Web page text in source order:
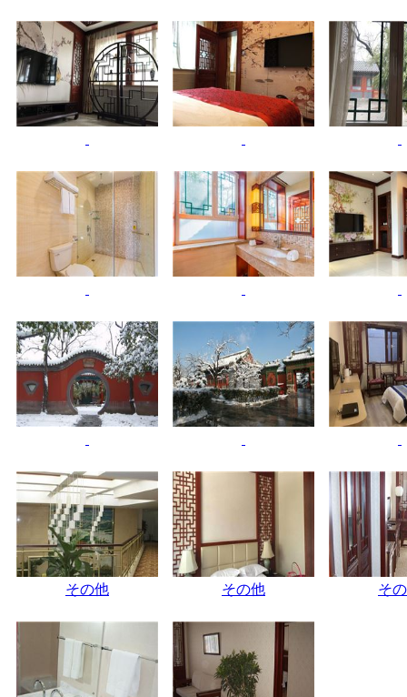
その他 その他 そ